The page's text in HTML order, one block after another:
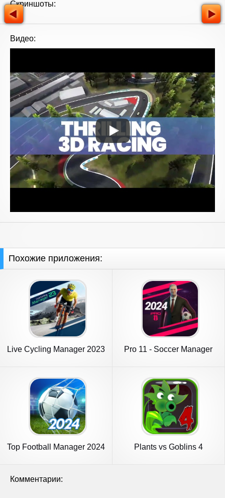
Скриншоты:
Видео:
Похожие приложения:
Live Cycling Manager 2023
Pro 11 - Soccer Manager
Top Football Manager 2024 Plants vs Goblins 4
Комментарии: